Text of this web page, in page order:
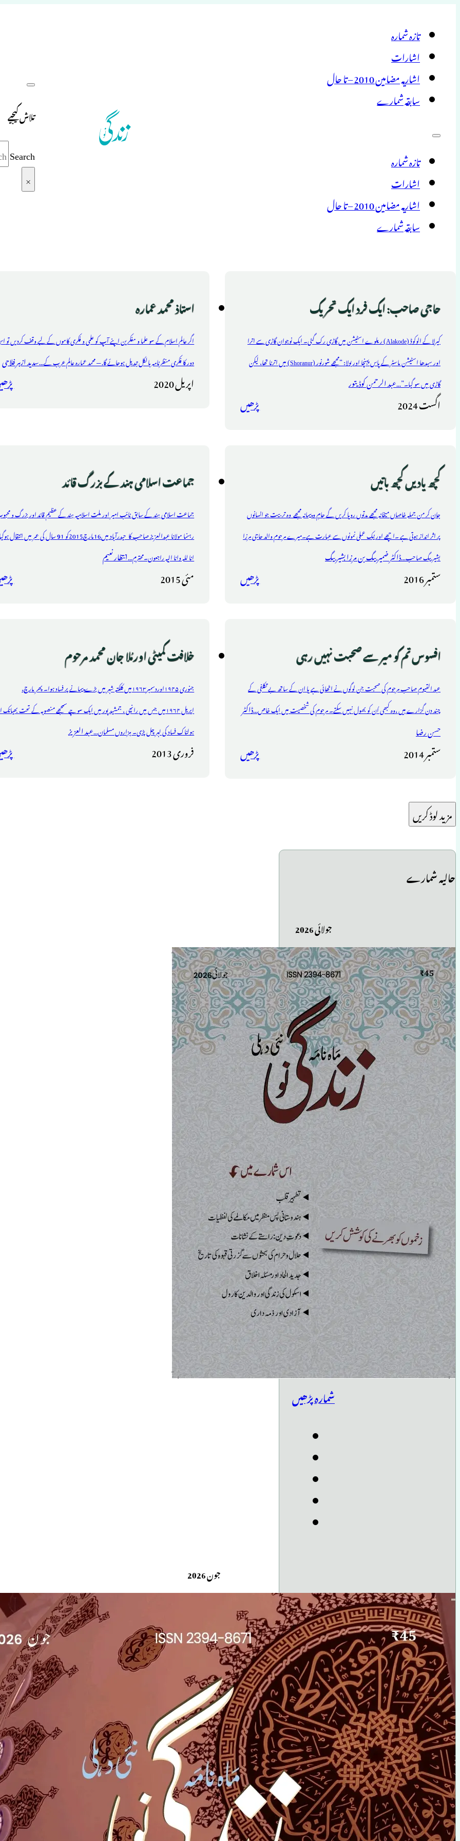
تازہ شمارہ
اشارات
اشاریہ مضامین 2010 – تا حال
سابقہ شمارے
تازہ شمارہ
اشارات
اشاریہ مضامین 2010 – تا حال
سابقہ شمارے
تلاش کیجیے
Search
×
حاجی صاحب: ایک فرد ایک تحریک
کیرلا کے الوکوڈ (Alakode) ریلوے اسٹیشن میں گاڑی رک گئی۔ ایک نوجوان گاڑی سے اترا
اور سیدھا اسٹیشن ماسٹر کے پاس پہنچا اور بولا: “مجھے شورنور (Shoranur) میں اترنا تھا، لیکن
گاڑی میں سو گیا۔”...عبد الرحمن کوڈیتور
اگست 2024 پڑھیں
استاذ محمد عمارہ
اگر عالم اسلام کے سو علما و مفکرین اپنے آپ کو علمی و فکری کاموں کے لیے وقف کردیں تو
دور کا فکری منظرنامہ بالکل تبدیل ہوجائے گا. — محمد عمارہ عالم عرب کے...سدید ازہر فلاحی
اپریل 2020
کچھ یادیں کچھ باتیں
جان کر من جملہ خاصاں میخانہ مجھے مدتوں رویا کریں گے جامِ و پیمانہ مجھے وہ تربیت جو انسانوں
پر اثر انداز ہوتی ہے ۔اچھے اور نیک عملی نمونوں سے عبارت ہے۔میرے مرحوم والد حاجی مرزا
بشیر بیگ صاحب...ڈاکٹر ضمیر بیگ بن مرزا بشیر بیگ
ستمبر 2016 پڑھیں
جماعت اسلامی ہند کے بزرگ قائد
جماعت اسلامی ہند کے سابق نائب امیر اور ملت اسلامیہ ہند کے عظیم قائد اور بزرگ و
رہنما مولانا عبدالعزیز صاحب کا حیدرآباد میں16مارچ2015کو 91 سال کی عمر میں
انا للہ وانا الیہ راجعون۔محترم...انتظار نعیم
مئی 2015
افسوس تم کو میر سے صحبت نہیں رہی
عبد القیوم صاحب مرحوم کی صحبت جن لوگوں نے اٹھائی ہے یا ان کے ساتھ بے تکلفی کے
چند دن گزارے ہیں ،وہ کبھی اُن کو بھول نہیں سکتے۔ مرحوم کی شخصیت میں ایک خاص...ڈاکٹر
حسن رضا
ستمبر 2014 پڑھیں
خلافت کمیٹی اورمُلا جان محمد مرحوم
جنوری ۱۹۴۵اوردسمبر۱۹۶۳میں کلکتہ شہر میں بڑے پیمانے پر فساد ہوا۔ پھر مارچ،
اپریل ۱۹۶۴میں جس میں رانچی ، جمشید پور میں ایک سوچے سمجھے منصوبہ کے تحت بھیانک
ہولناک فساد کی لہر چل پڑی۔ ہزاروں مسلمان...عبد العزیز
فروری 2013
مزید لوڈ کریں
حالیہ شمارے
جولائی 2026
شمارہ پڑھیں
جون 2026